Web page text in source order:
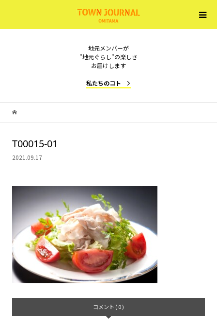
地元メンバーが
"地元ぐらし"の楽しさ
お届けします
私たちのコト
T00015-01
2021.09.17
コメント ( 0 )